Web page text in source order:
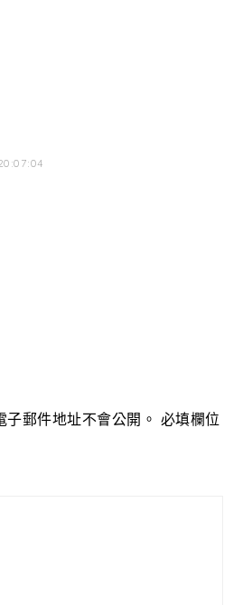
郵件地址不會公開。 必填欄位